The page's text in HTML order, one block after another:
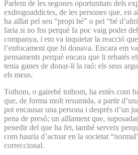
Parlem de les segones oportunitats dels
exdrogoaddictes, de les persones que, en
ha aïllat pel seu “propi bé” o pel “bé
faria si no fos perquè fa poc vaig poder
companya, i em va inquietar la reacció
l’enfocament que hi donava. Encara em
pensaments perquè encara que li rebatés
tenia ganes de donar-li la raó: els seus
els meus.
Tothom, o gairebé tothom, ha entès com
que, de forma molt resumida, a partir
pot encausar una persona i després d’un
pena de presó; un aïllament que,
penedir del que ha fet, també serveix
com hauria d’actuar en la societat
correccional.